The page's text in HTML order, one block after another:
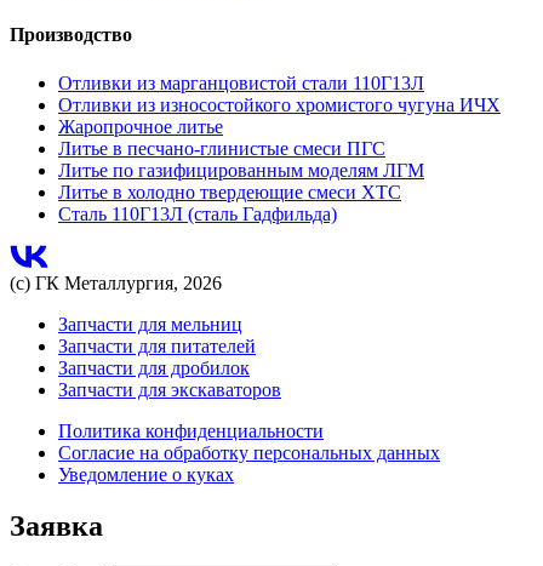
Производство
Отливки из марганцовистой стали 110Г13Л
Отливки из износостойкого хромистого чугуна ИЧХ
Жаропрочное литье
Литье в песчано-глинистые смеси ПГС
Литье по газифицированным моделям ЛГМ
Литье в холодно твердеющие смеси ХТС
Сталь 110Г13Л (сталь Гадфильда)
(с) ГК Металлургия, 2026
Запчасти для мельниц
Запчасти для питателей
Запчасти для дробилок
Запчасти для экскаваторов
Политика конфиденциальности
Согласие на обработку персональных данных
Уведомление о куках
Заявка